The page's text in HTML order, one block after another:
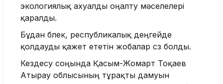
экологиялық ахуалды оңалту мәселелері
қаралды.
Бұдан бөлек, республикалық деңгейде
қолдауды қажет ететін жобалар сөз болды.
Кездесу соңында Қасым-Жомарт Тоқаев
Атырау облысының тұрақты дамуын